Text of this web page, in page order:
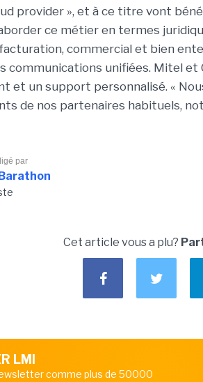
provider », et à ce titre vont
ce métier en termes
commercial et bien
communications unifiées. Mitel
et un support personnalisé. «
de nos partenaires habituels,
par
Cet article vous a plu?
LMI
comme plus de 50000